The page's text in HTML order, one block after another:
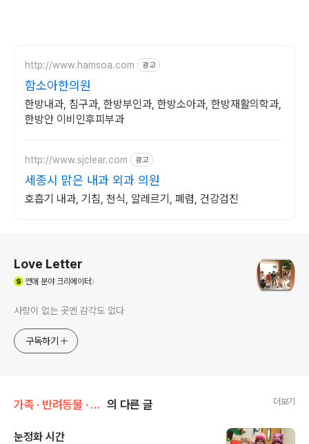
http://www.hamsoa.com 광고
함소아한의원
한방내과, 침구과, 한방부인과, 한방소아과, 한방재활의학과,
한방안 이비인후피부과
http://www.sjclear.com 광고
세종시 맑은 내과 외과 의원
호흡기 내과, 기침, 천식, 알레르기, 폐렴, 건강검진
Love Letter
연애 분야 크리에이터
사랑이 없는 곳엔 감각도 없다
구독하기
가족 · 반려동물 · 취향/가족 이야기 의 다른 글 더보기
눈정화 시간